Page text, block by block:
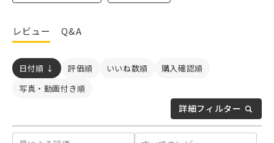
レビュー Q&A
詳細フィルター
日付順 ↓ 評価順 いいね数順
購入確認順
写真・動画付き順